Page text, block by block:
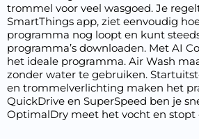
trommel voor veel wasgoed. Je
SmartThings app, ziet eenvoudig
programma nog loopt en kunt
programma’s downloaden. Met AI
het ideale programma. Air Wash
zonder water te gebruiken.
en trommelverlichting maken het
QuickDrive en SuperSpeed ben je
OptimalDry meet het vocht en stopt